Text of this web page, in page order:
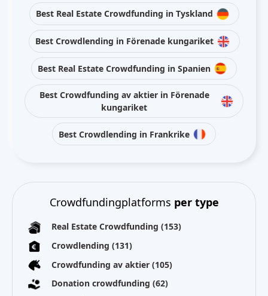
Best Real Estate Crowdfunding in Tyskland
Best Crowdlending in Förenade kungariket
Best Real Estate Crowdfunding in Spanien
Best Crowdfunding av aktier in Förenade
kungariket
Best Crowdlending in Frankrike
Crowdfundingplatforms per type
Real Estate Crowdfunding (153)
Crowdlending (131)
Crowdfunding av aktier (105)
Donation crowdfunding (62)